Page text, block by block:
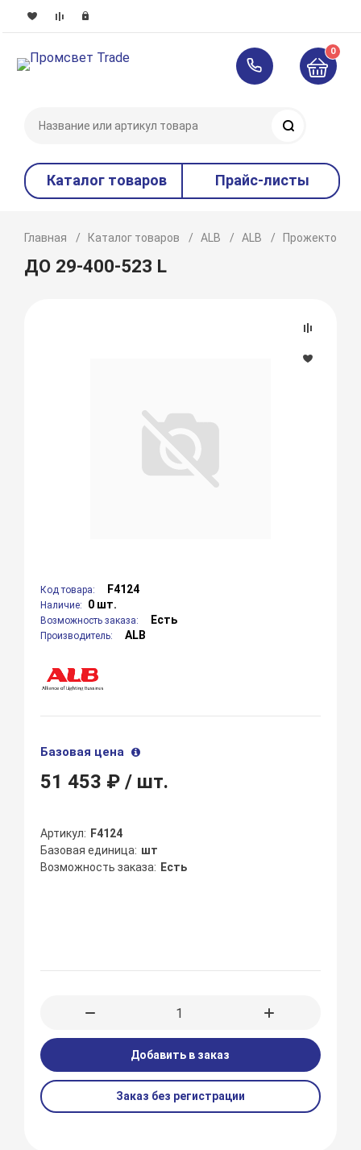
0
Каталог товаров Прайс-листы
Главная Каталог товаров ALB ALB Прожекторы
ДО 29-400-523 L
Код товара: F4124
Наличие: 0 шт.
Возможность заказа: Есть
Производитель: ALB
Базовая цена
51 453 ₽/ шт.
Артикул
F4124
Базовая единица шт
Возможность заказа
Есть
Добавить в заказ
Заказ без регистрации